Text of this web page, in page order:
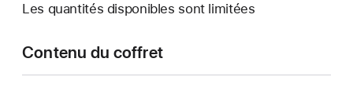
Les quantités disponibles sont limitées
Contenu du coffret